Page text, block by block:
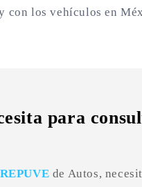
con los vehículos en
para
REPUVE de Autos,